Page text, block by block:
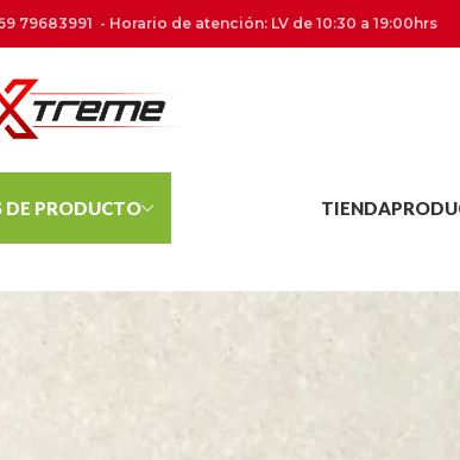
79683991 - Horario de atención: LV de 10:30 a 19:00hrs
DE PRODUCTO TIENDA